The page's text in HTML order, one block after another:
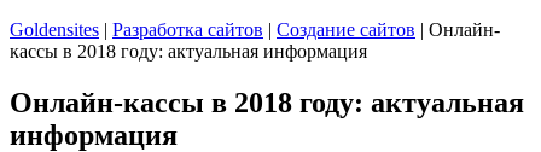
Goldensites | Разработка сайтов | Создание сайтов | Онлайн-
кассы в 2018 году: актуальная информация
Онлайн-кассы в 2018 году: актуальная
информация